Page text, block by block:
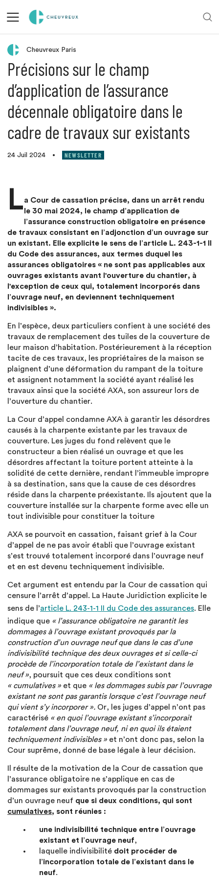
Retour aux actualités
Cheuvreux Paris
Précisions sur le champ
d’application de l’assurance
décennale obligatoire dans le
cadre de travaux sur existants
24 Juil 2024 • NEWSLETTER
La Cour de cassation précise, dans un arrêt rendu
le 30 mai 2024, le champ d’application de
l’assurance construction obligatoire en présence
de travaux consistant en l’adjonction d’un ouvrage sur
un existant. Elle explicite le sens de l’article L. 243-1-1 II
du Code des assurances, aux termes duquel les
assurances obligatoires « ne sont pas applicables aux
ouvrages existants avant l'ouverture du chantier, à
l'exception de ceux qui, totalement incorporés dans
l’ouvrage neuf, en deviennent techniquement
indivisibles ».
En l’espèce, deux particuliers confient à une société des
travaux de remplacement des tuiles de la couverture de
leur maison d’habitation. Postérieurement à la réception
tacite de ces travaux, les propriétaires de la maison se
plaignent d’une déformation du rampant de la toiture
et assignent notamment la société ayant réalisé les
travaux ainsi que la société AXA, son assureur lors de
l’ouverture du chantier.
La Cour d’appel condamne AXA à garantir les désordres
causés à la charpente existante par les travaux de
couverture. Les juges du fond relèvent que le
constructeur a bien réalisé un ouvrage et que les
désordres affectant la toiture portent atteinte à la
solidité de cette dernière, rendant l’immeuble impropre
à sa destination, sans que la cause de ces désordres
réside dans la charpente préexistante. Ils ajoutent que la
couverture installée sur la charpente forme avec elle un
tout indivisible pour constituer la toiture
AXA se pourvoit en cassation, faisant grief à la Cour
d’appel de ne pas avoir établi que l’ouvrage existant
s’est trouvé totalement incorporé dans l’ouvrage neuf
et en est devenu techniquement indivisible.
Cet argument est entendu par la Cour de cassation qui
censure l’arrêt d’appel. La Haute Juridiction explicite le
sens de l’article L. 243-1-1 II du Code des assurances. Elle
indique que « l’assurance obligatoire ne garantit les
dommages à l’ouvrage existant provoqués par la
construction d’un ouvrage neuf que dans le cas d’une
indivisibilité technique des deux ouvrages et si celle-ci
procède de l’incorporation totale de l’existant dans le
neuf », poursuit que ces deux conditions sont
« cumulatives » et que « les dommages subis par l’ouvrage
existant ne sont pas garantis lorsque c’est l’ouvrage neuf
qui vient s’y incorporer ». Or, les juges d’appel n’ont pas
caractérisé « en quoi l’ouvrage existant s’incorporait
totalement dans l’ouvrage neuf, ni en quoi ils étaient
techniquement indivisibles » et n’ont donc pas, selon la
Cour suprême, donné de base légale à leur décision.
Il résulte de la motivation de la Cour de cassation que
l’assurance obligatoire ne s’applique en cas de
dommages sur existants provoqués par la construction
d’un ouvrage neuf que si deux conditions, qui sont
cumulatives, sont réunies :
une indivisibilité technique entre l’ouvrage
existant et l’ouvrage neuf,
laquelle indivisibilité doit procéder de
l’incorporation totale de l’existant dans le
neuf.